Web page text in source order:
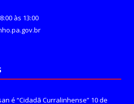
às 13:00
é “Cidadã Curralinhense” 10 de